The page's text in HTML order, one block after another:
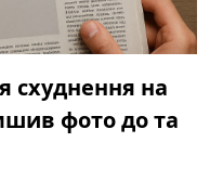
схуднення на
фото до та